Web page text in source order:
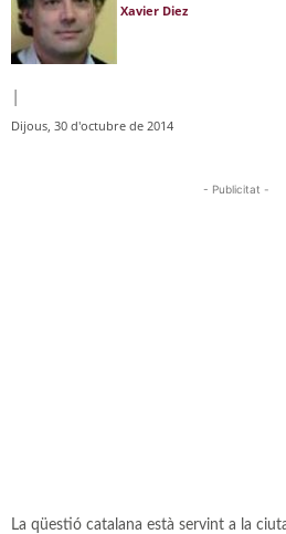
Xavier Diez
|
Dijous, 30 d'octubre de 2014
- Publicitat -
La qüestió catalana està servint a la